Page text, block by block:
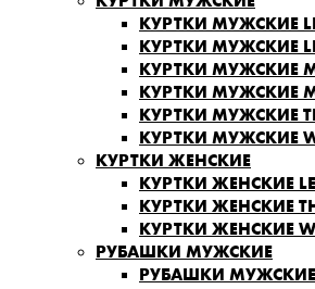
КУРТКИ МУЖСКИЕ
КУРТКИ МУЖСКИЕ
КУРТКИ МУЖСКИЕ
КУРТКИ МУЖСКИЕ
КУРТКИ МУЖСКИЕ
КУРТКИ МУЖСКИЕ
КУРТКИ ЖЕНСКИЕ
КУРТКИ ЖЕНСКИЕ
КУРТКИ ЖЕНСКИЕ
КУРТКИ ЖЕНСКИЕ
РУБАШКИ МУЖСКИЕ
РУБАШКИ МУЖСКИЕ